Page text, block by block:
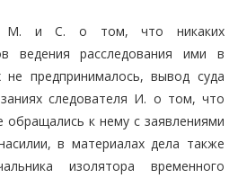
М. и С. о том, что никаких
ведения расследования ими в
предпринималось, вывод суда
следователя И. о том, что
к нему с заявлениями
в материалах дела также
изолятора временного